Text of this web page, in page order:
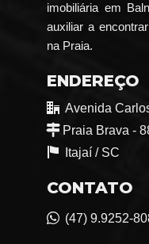
imobiliária em
auxiliar a
na Praia.
ENDEREÇO
Avenida
Praia Brava -
Itajaí / SC
CONTATO
(47) 9.9252-